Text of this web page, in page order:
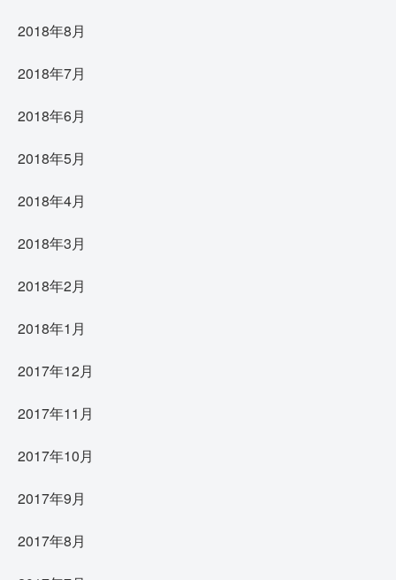
2018年8月
2018年7月
2018年6月
2018年5月
2018年4月
2018年3月
2018年2月
2018年1月
2017年12月
2017年11月
2017年10月
2017年9月
2017年8月